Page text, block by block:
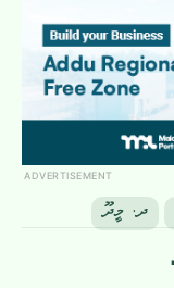
ADVERTISEMENT
ދ. މީދޫ